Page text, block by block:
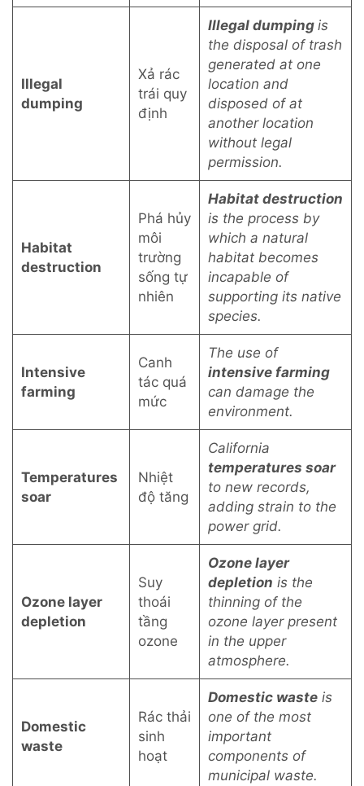
Illegal
dumping
Xả rác
trái quy
định
Illegal dumping is
the disposal of trash
generated at one
location and
disposed of at
another location
without legal
permission.
Habitat
destruction
Phá hủy
môi
trường
sống tự
nhiên
Habitat destruction
is the process by
which a natural
habitat becomes
incapable of
supporting its native
species.
Intensive
farming
Canh
tác quá
mức
The use of
intensive farming
can damage the
environment.
Temperatures
soar
Nhiệt
độ tăng
California
temperatures soar
to new records,
adding strain to the
power grid.
Ozone layer
depletion
Suy
thoái
tầng
ozone
Ozone layer
depletion is the
thinning of the
ozone layer present
in the upper
atmosphere.
Domestic
waste
Rác thải
sinh
hoạt
Domestic waste is
one of the most
important
components of
municipal waste.